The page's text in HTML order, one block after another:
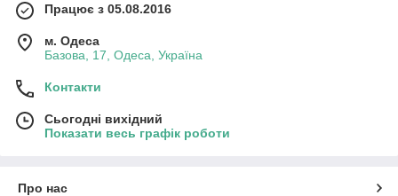
Працює з 05.08.2016
м. Одеса
Базова, 17, Одеса, Україна
Контакти
Сьогодні вихідний
Показати весь графік роботи
Про нас